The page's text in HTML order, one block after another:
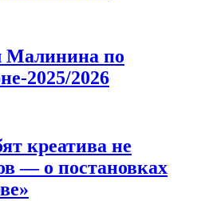
Малинина по
2025/2026
креатива не
— о постановках